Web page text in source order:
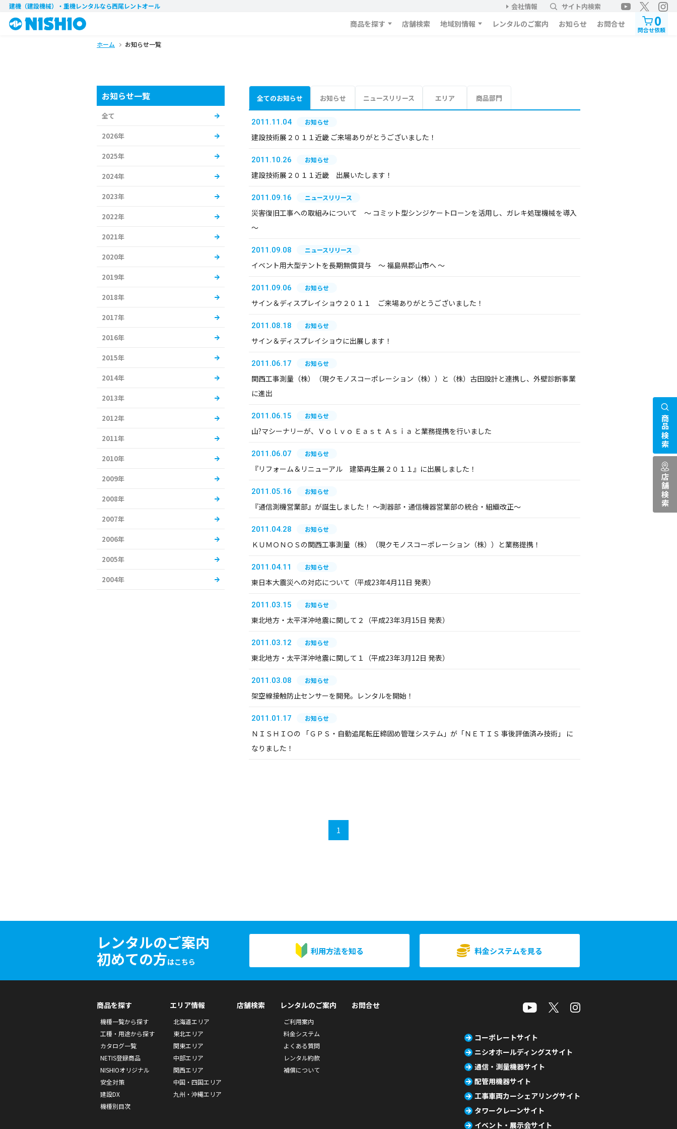
建機（建設機械）・重機レンタルなら西尾レントオール 会社情報 サイト内検索
商品を探す 店舗検索 地域別情報 レンタルのご案内 お知らせ お問合せ 0
問合せ依頼
ホーム お知らせ一覧
全てのお知らせ お知らせ ニュースリリース エリア 商品部門
2011.11.04 お知らせ
建設技術展２０１１近畿 ご来場ありがとうございました！
2011.10.26 お知らせ
建設技術展２０１１近畿 出展いたします！
2011.09.16 ニュースリリース
災害復旧工事への取組みについて ～ コミット型シンジケートローンを活用し、ガレキ処理機械を導入
～
2011.09.08 ニュースリリース
イベント用大型テントを長期無償貸与 ～ 福島県郡山市へ ～
2011.09.06 お知らせ
サイン＆ディスプレイショウ２０１１ ご来場ありがとうございました！
2011.08.18 お知らせ
サイン＆ディスプレイショウに出展します！
2011.06.17 お知らせ
関西工事測量（株）（現クモノスコーポレーション（株））と（株）古田設計と連携し、外壁診断事業
に進出
2011.06.15 お知らせ
山?マシーナリーが、Ｖｏｌｖｏ Ｅａｓｔ Ａｓｉａ と業務提携を行いました
2011.06.07 お知らせ
『リフォーム＆リニューアル 建築再生展２０１１』に出展しました！
2011.05.16 お知らせ
『通信測機営業部』が誕生しました！ ～測器部・通信機器営業部の統合・組織改正～
2011.04.28 お知らせ
ＫＵＭＯＮＯＳの関西工事測量（株）（現クモノスコーポレーション（株））と業務提携！
2011.04.11 お知らせ
東日本大震災への対応について（平成23年4月11日 発表）
2011.03.15 お知らせ
東北地方・太平洋沖地震に関して２（平成23年3月15日 発表）
2011.03.12 お知らせ
東北地方・太平洋沖地震に関して１（平成23年3月12日 発表）
2011.03.08 お知らせ
架空線接触防止センサーを開発。レンタルを開始！
2011.01.17 お知らせ
ＮＩＳＨＩＯの 「ＧＰＳ・自動追尾転圧締固め管理システム」が「ＮＥＴＩＳ 事後評価済み技術」 に
なりました！
1
お知らせ一覧
全て
2026年
2025年
2024年
2023年
2022年
2021年
2020年
2019年
2018年
2017年
2016年
2015年
2014年
2013年
2012年
2011年
2010年
2009年
2008年
2007年
2006年
2005年
2004年
レンタルのご案内
初めての方はこちら
利用方法を知る 料金システムを見る
商品検索
店舗検索
商品を探す
機種一覧から探す
工種・用途から探す
カタログ一覧
NETIS登録商品
NISHIOオリジナル
安全対策
建設DX
機種別目次
エリア情報
北海道エリア
東北エリア
関東エリア
中部エリア
関西エリア
中国・四国エリア
九州・沖縄エリア
店舗検索 レンタルのご案内
ご利用案内
料金システム
よくある質問
レンタル約款
補償について
お問合せ
コーポレートサイト
ニシオホールディングスサイト
通信・測量機器サイト
配管用機器サイト
工事車両カーシェアリングサイト
タワークレーンサイト
イベント・展示会サイト